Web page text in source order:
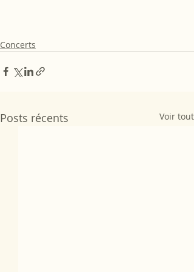
Concerts
Posts récents Voir tout